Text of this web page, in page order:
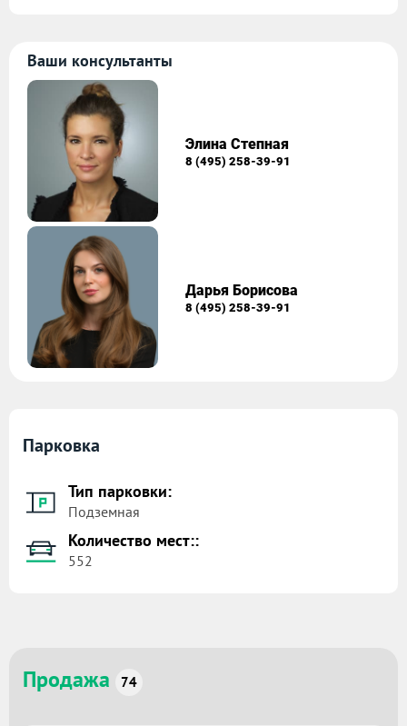
Ваши консультанты
Элина Степная
8 (495) 258-39-91
Дарья Борисова
8 (495) 258-39-91
Парковка
Тип парковки:
Подземная
Количество мест::
552
Продажа 74